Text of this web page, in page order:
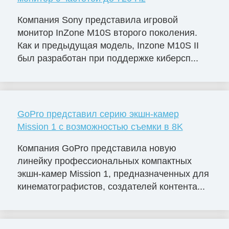
Компания Sony представила игровой
монитор InZone M10S второго поколения.
Как и предыдущая модель, Inzone M10S II
был разработан при поддержке киберсп...
GoPro представил серию экшн-камер
Mission 1 с возможностью съемки в 8K
Компания GoPro представила новую
линейку профессиональных компактных
экшн-камер Mission 1, предназначенных для
кинематографистов, создателей контента...